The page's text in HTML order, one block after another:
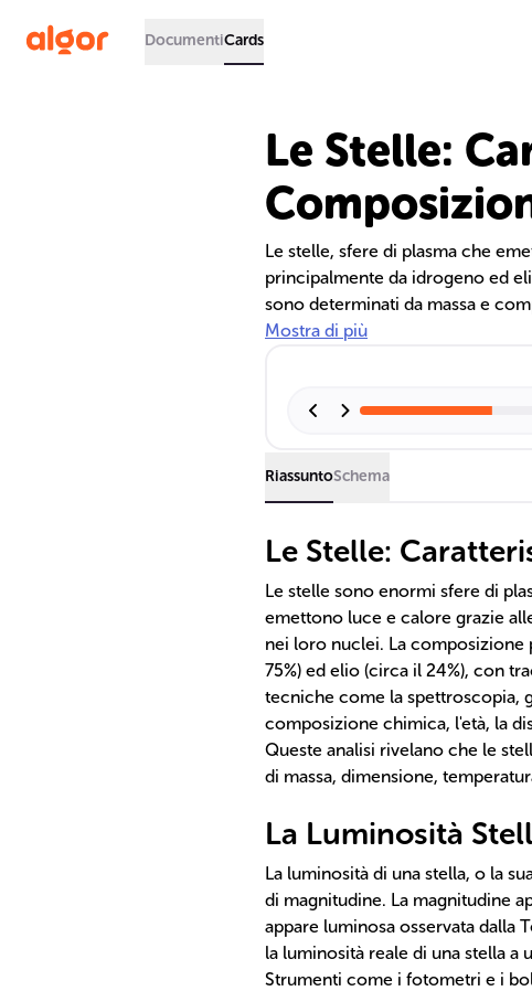
DocumentiCards
Le Stelle:
Le stelle, sfere di plasma che
principalmente da idrogeno ed
sono determinati da massa e
e gli eventi come le supernove
Mostra di più
RiassuntoSchema
Le Stelle:
Le stelle sono enormi sfere di
emettono luce e calore grazie
nei loro nuclei. La composizione
75%) ed elio (circa il 24%), con
tecniche come la spettroscopia,
composizione chimica, l'età, la
Queste analisi rivelano che le
di massa, dimensione,
La Luminosità
La luminosità di una stella, o la
di magnitudine. La magnitudine
appare luminosa osservata dalla
la luminosità reale di una stella a
Strumenti come i fotometri e i